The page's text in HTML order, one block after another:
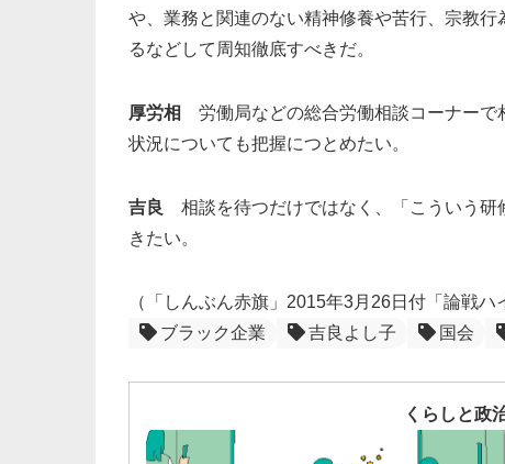
や、業務と関連のない精神修養や苦行、宗教
るなどして周知徹底すべきだ。
厚労相
労働局などの総合労働相談コーナーで
状況についても把握につとめたい。
吉良
相談を待つだけではなく、「こういう研
きたい。
（「しんぶん赤旗」2015年3月26日付「論戦ハ
ブラック企業
吉良よし子 国会
くらしと政